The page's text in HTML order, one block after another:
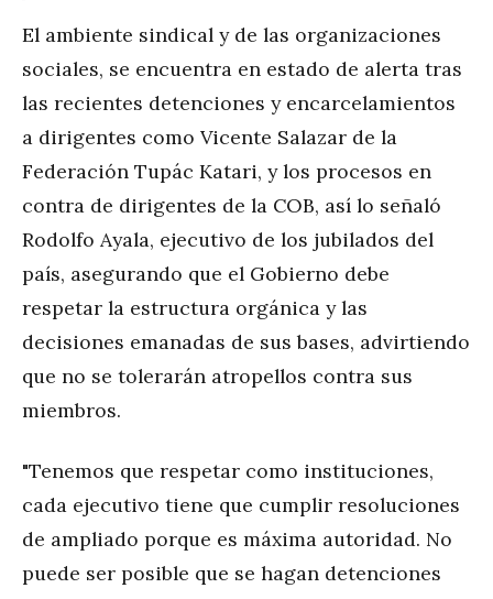
El ambiente sindical y de las organizaciones
sociales, se encuentra en estado de alerta tras
las recientes detenciones y encarcelamientos
a dirigentes como Vicente Salazar de la
Federación Tupác Katari, y los procesos en
contra de dirigentes de la COB, así lo señaló
Rodolfo Ayala, ejecutivo de los jubilados del
país, asegurando que el Gobierno debe
respetar la estructura orgánica y las
decisiones emanadas de sus bases, advirtiendo
que no se tolerarán atropellos contra sus
miembros.
"Tenemos que respetar como instituciones,
cada ejecutivo tiene que cumplir resoluciones
de ampliado porque es máxima autoridad. No
puede ser posible que se hagan detenciones